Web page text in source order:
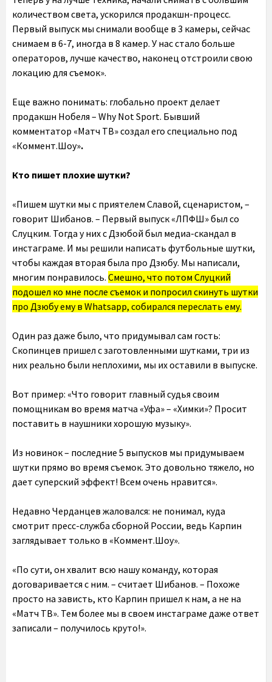
количеством света, ускорился продакшн-процесс.
Первый выпуск мы снимали вообще в 3 камеры, сейчас
снимаем в 6-7, иногда в 8 камер. У нас стало больше
операторов, лучше качество, наконец отстроили свою
локацию для съемок».
Еще важно понимать: глобально проект делает
продакшн Нобеля – Why Not Sport. Бывший
комментатор «Матч ТВ» создал его специально под
«Коммент.Шоу».
Кто пишет плохие шутки?
«Пишем шутки мы с приятелем Славой, сценаристом, –
говорит Шибанов. – Первый выпуск «ЛПФШ» был со
Слуцким. Тогда у них с Дзюбой был медиа-скандал в
инстаграме. И мы решили написать футбольные шутки,
чтобы каждая вторая была про Дзюбу. Мы написали,
многим понравилось. Смешно, что потом Слуцкий
подошел ко мне после съемок и попросил скинуть шутки
про Дзюбу ему в Whatsapp, собирался переслать ему.
Один раз даже было, что придумывал сам гость:
Скопинцев пришел с заготовленными шутками, три из
них реально были неплохими, мы их оставили в выпуске.
Вот пример: «Что говорит главный судья своим
помощникам во время матча «Уфа» – «Химки»? Просит
поставить в наушники хорошую музыку».
Из новинок – последние 5 выпусков мы придумываем
шутки прямо во время съемок. Это довольно тяжело, но
дает суперский эффект! Всем очень нравится».
Недавно Черданцев жаловался: не понимал, куда
смотрит пресс-служба сборной России, ведь Карпин
заглядывает только в «Коммент.Шоу».
«По сути, он хвалит всю нашу команду, которая
договаривается с ним. – считает Шибанов. – Похоже
просто на зависть, кто Карпин пришел к нам, а не на
«Матч ТВ». Тем более мы в своем инстаграме даже ответ
записали – получилось круто!».